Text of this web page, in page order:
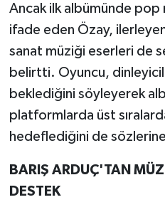
Ancak ilk albümünde
ifade eden Özay,
sanat müziği eserleri de
belirtti. Oyuncu,
beklediğini söyleyerek
platformlarda üst
hedeflediğini de
BARIŞ ARDUÇ'TAN
DESTEK